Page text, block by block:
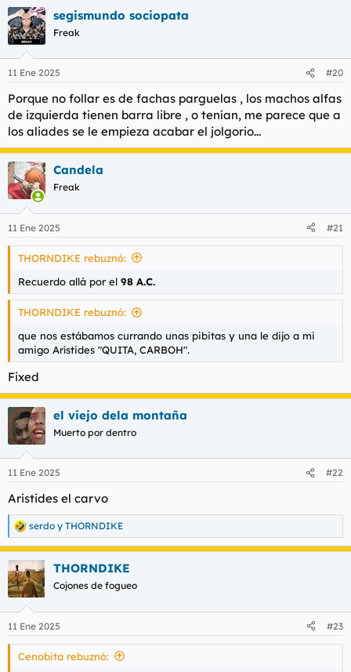
segismundo sociopata
Freak
11 Ene 2025 #20
Porque no follar es de fachas parguelas , los machos alfas
de izquierda tienen barra libre , o tenían, me parece que a
los aliades se le empieza acabar el jolgorio...
Candela
Freak
11 Ene 2025 #21
THORNDIKE rebuznó:
Recuerdo allá por el 98 A.C.
THORNDIKE rebuznó:
que nos estábamos currando unas pibitas y una le dijo a mi
amigo Arístides "QUITA, CARBOH".
Fixed
el viejo dela montaña
Muerto por dentro
11 Ene 2025 #22
Aristides el carvo
R
e
a
c
c
i
e
s
serdo y THORNDIKE
THORNDIKE
Cojones de fogueo
11 Ene 2025 #23
Cenobita rebuznó: